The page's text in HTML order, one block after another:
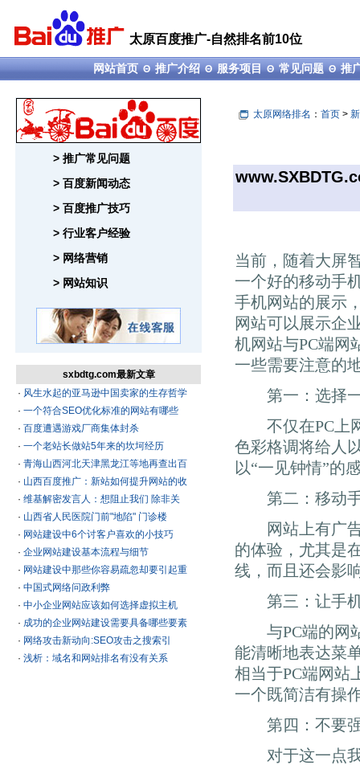
太原百度推广-自然排名前10位
网站首页Θ推广介绍Θ服务项目Θ常见问题Θ推
> 推广常见问题
> 百度新闻动态
> 百度推广技巧
> 行业客户经验
> 网络营销
> 网站知识
sxbdtg.com最新文章
· 风生水起的亚马逊中国卖家的生存哲学
· 一个符合SEO优化标准的网站有哪些
· 百度遭遇游戏厂商集体封杀
· 一个老站长做站5年来的坎坷经历
· 青海山西河北天津黑龙江等地再查出百
· 山西百度推广：新站如何提升网站的收
· 维基解密发言人：想阻止我们 除非关
· 山西省人民医院门前"地陷" 门诊楼
· 网站建设中6个讨客户喜欢的小技巧
· 企业网站建设基本流程与细节
· 网站建设中那些你容易疏忽却要引起重
· 中国式网络问政利弊
· 中小企业网站应该如何选择虚拟主机
· 成功的企业网站建设需要具备哪些要素
· 网络攻击新动向:SEO攻击之搜索引
· 浅析：域名和网站排名有没有关系
太原网络排名 ： 首页 >
当前，随着大屏
一个好的移动手
手机网站的展示
网站可以展示企
机网站与PC端网
一些需要注意的
第一：选择一
不仅在PC上网
色彩格调将给人
以“一见钟情”的
第二：移动手
网站上有广告
的体验，尤其是
线，而且还会影
第三：让手机
与PC端的网站
能清晰地表达菜
相当于PC端网站
一个既简洁有操
第四：不要强
对于这一点我